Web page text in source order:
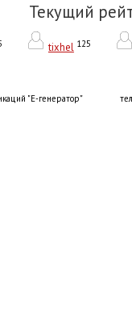
Текущий
tixhel 125
"Е-генератор"